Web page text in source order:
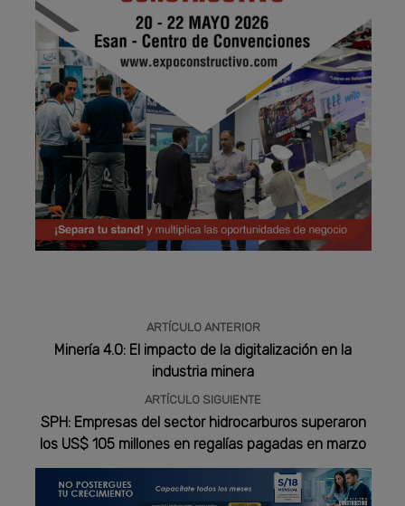
ARTÍCULO ANTERIOR
Minería 4.0: El impacto de la digitalización en la
industria minera
ARTÍCULO SIGUIENTE
SPH: Empresas del sector hidrocarburos superaron
los US$ 105 millones en regalías pagadas en marzo